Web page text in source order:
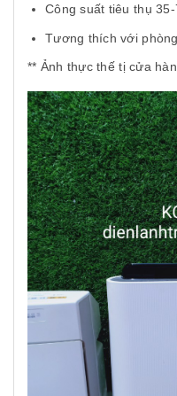
Công suất tiêu thụ 35-
Tương thích với
** Ảnh thực thế tị cửa